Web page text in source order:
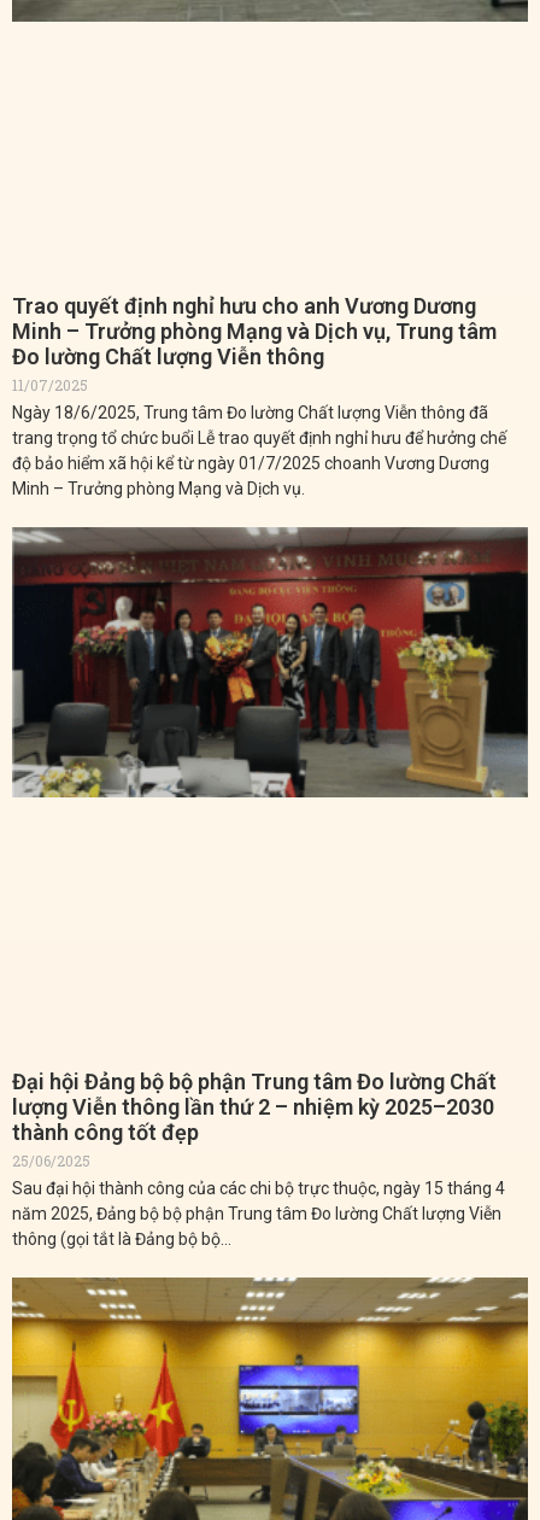
Trao quyết định nghỉ hưu cho anh Vương Dương
Minh – Trưởng phòng Mạng và Dịch vụ, Trung tâm
Đo lường Chất lượng Viễn thông
11/07/2025
Ngày 18/6/2025, Trung tâm Đo lường Chất lượng Viễn thông đã
trang trọng tổ chức buổi Lễ trao quyết định nghỉ hưu để hưởng chế
độ bảo hiểm xã hội kể từ ngày 01/7/2025 choanh Vương Dương
Minh – Trưởng phòng Mạng và Dịch vụ.
Đại hội Đảng bộ bộ phận Trung tâm Đo lường Chất
lượng Viễn thông lần thứ 2 – nhiệm kỳ 2025–2030
thành công tốt đẹp
25/06/2025
Sau đại hội thành công của các chi bộ trực thuộc, ngày 15 tháng 4
năm 2025, Đảng bộ bộ phận Trung tâm Đo lường Chất lượng Viễn
thông (gọi tắt là Đảng bộ bộ…